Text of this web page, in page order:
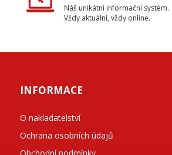
Náš unikátní informační systém.
Vždy aktuální, vždy online.
INFORMACE
O nakladatelství
Ochrana osobních údajů